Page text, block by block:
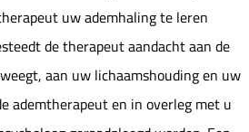
uw ademhaling te leren
de therapeut aandacht aan de
aan uw lichaamshouding en uw
ademtherapeut en in overleg met u